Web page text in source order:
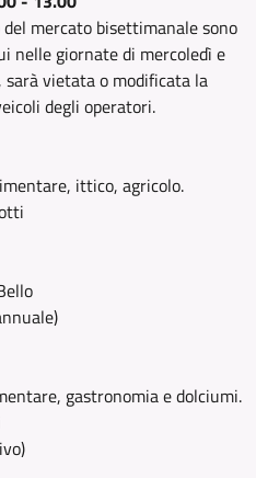
mercato bisettimanale sono
nelle giornate di mercoledì e
vietata o modificata la
degli operatori.
ittico, agricolo.
gastronomia e dolciumi.